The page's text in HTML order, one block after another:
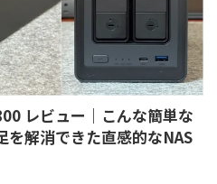
レビュー｜こんな簡単な
を解消できた直感的なNAS